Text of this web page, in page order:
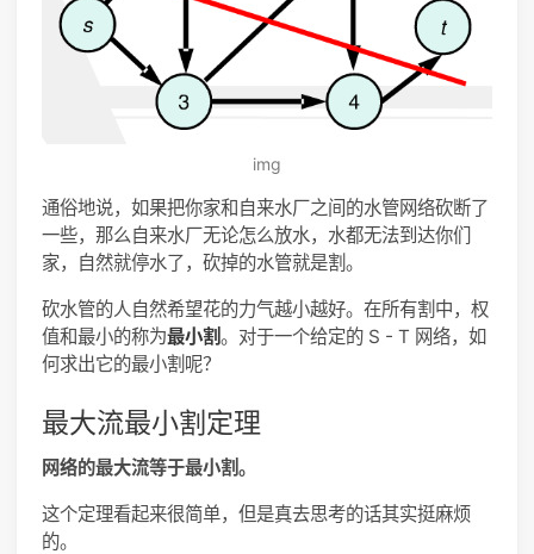
img
通俗地说，如果把你家和自来水厂之间的水管网络砍断了
一些，那么自来水厂无论怎么放水，水都无法到达你们
家，自然就停水了，砍掉的水管就是割。
砍水管的人自然希望花的力气越小越好。在所有割中，权
值和最小的称为最小割。对于一个给定的 S - T 网络，如
何求出它的最小割呢？
最大流最小割定理
网络的最大流等于最小割。
这个定理看起来很简单，但是真去思考的话其实挺麻烦
的。